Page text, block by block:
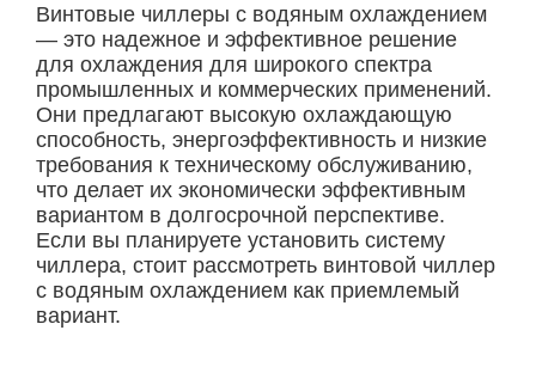
Винтовые чиллеры с водяным охлаждением
— это надежное и эффективное решение
для охлаждения для широкого спектра
промышленных и коммерческих применений.
Они предлагают высокую охлаждающую
способность, энергоэффективность и низкие
требования к техническому обслуживанию,
что делает их экономически эффективным
вариантом в долгосрочной перспективе.
Если вы планируете установить систему
чиллера, стоит рассмотреть винтовой чиллер
с водяным охлаждением как приемлемый
вариант.